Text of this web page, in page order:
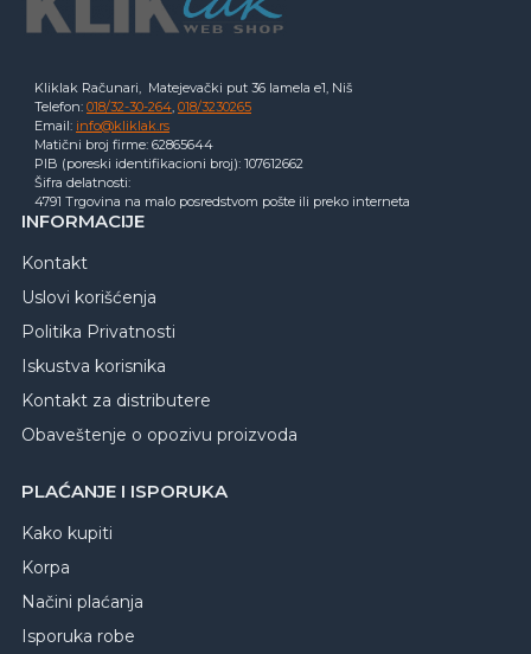
Kliklak Računari, Matejevački put 36 lamela e1, Niš
Telefon: 018/32-30-264, 018/3230265
Email: info@kliklak.rs
Matični broj firme: 62865644
PIB (poreski identifikacioni broj): 107612662
Šifra delatnosti:
4791 Trgovina na malo posredstvom pošte ili preko interneta
INFORMACIJE
Kontakt
Uslovi korišćenja
Politika Privatnosti
Iskustva korisnika
Kontakt za distributere
Obaveštenje o opozivu proizvoda
PLAĆANJE I ISPORUKA
Kako kupiti
Korpa
Načini plaćanja
Isporuka robe